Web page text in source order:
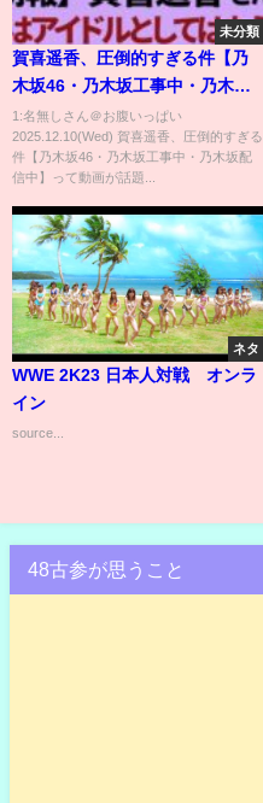
未分類
賀喜遥香、圧倒的すぎる件【乃
木坂46・乃木坂工事中・乃木坂
配信中】
1:名無しさん＠お腹いっぱい
2025.12.10(Wed) 賀喜遥香、圧倒的すぎる
件【乃木坂46・乃木坂工事中・乃木坂配
信中】って動画が話題...
ネタ
WWE 2K23 日本人対戦 オンラ
イン
source...
48古参が思うこと